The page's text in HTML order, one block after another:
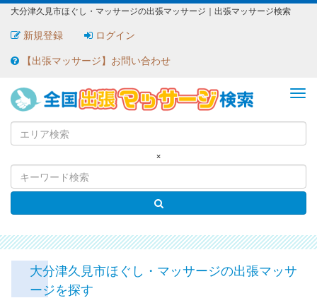
大分津久見市ほぐし・マッサージの出張マッサージ｜出張マッサージ検索
新規登録
ログイン
【出張マッサージ】お問い合わせ
×
大分津久見市ほぐし・マッサージの出張マッサ
ージを探す